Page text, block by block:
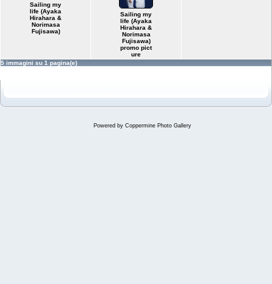
Sailing my
life (Ayaka
Hirahara &
Norimasa
Fujisawa)
Sailing my
life (Ayaka
Hirahara &
Norimasa
Fujisawa)
promo pict
ure
5 immagini su 1 pagina(e)
Powered by Coppermine Photo Gallery